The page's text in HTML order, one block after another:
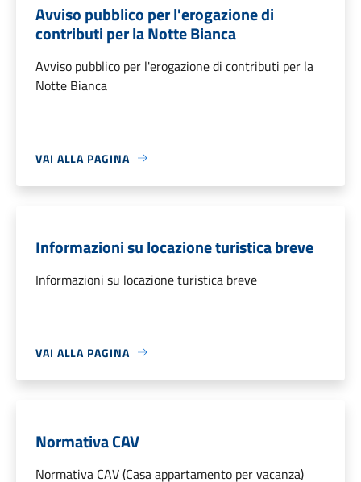
Avviso pubblico per l'erogazione di
contributi per la Notte Bianca
Avviso pubblico per l'erogazione di contributi per la
Notte Bianca
VAI ALLA PAGINA
Informazioni su locazione turistica breve
Informazioni su locazione turistica breve
VAI ALLA PAGINA
Normativa CAV
Normativa CAV (Casa appartamento per vacanza)